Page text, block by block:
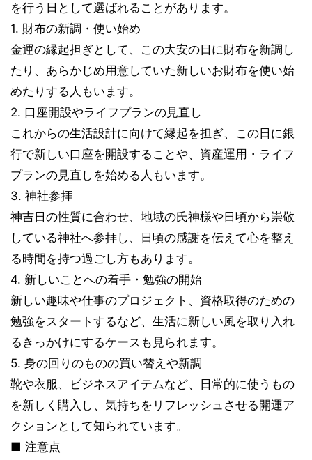
を行う日として選ばれることがあります。
1. 財布の新調・使い始め
金運の縁起担ぎとして、この大安の日に財布を新調し
たり、あらかじめ用意していた新しいお財布を使い始
めたりする人もいます。
2. 口座開設やライフプランの見直し
これからの生活設計に向けて縁起を担ぎ、この日に銀
行で新しい口座を開設することや、資産運用・ライフ
プランの見直しを始める人もいます。
3. 神社参拝
神吉日の性質に合わせ、地域の氏神様や日頃から崇敬
している神社へ参拝し、日頃の感謝を伝えて心を整え
る時間を持つ過ごし方もあります。
4. 新しいことへの着手・勉強の開始
新しい趣味や仕事のプロジェクト、資格取得のための
勉強をスタートするなど、生活に新しい風を取り入れ
るきっかけにするケースも見られます。
5. 身の回りのものの買い替えや新調
靴や衣服、ビジネスアイテムなど、日常的に使うもの
を新しく購入し、気持ちをリフレッシュさせる開運ア
クションとして知られています。
■ 注意点